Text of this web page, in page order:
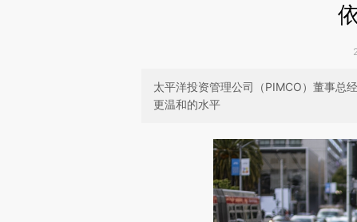
太平洋投资管理公司（PIMCO）董事总
更温和的水平